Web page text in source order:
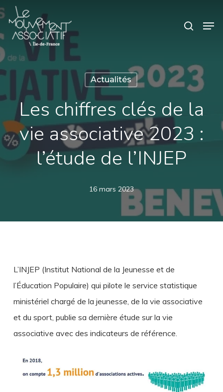
Skip
main
content
search
Actualités
Les chiffres clés de la
vie associative 2023 :
l’étude de l’INJEP
16 mars 2023
L’INJEP (Institut National de la Jeunesse et de
l’Éducation Populaire) qui pilote le service statistique
ministériel chargé de la jeunesse, de la vie associative
et du sport, publie sa dernière étude sur la vie
associative avec des indicateurs de référence.
Panneau de gestion des cookies